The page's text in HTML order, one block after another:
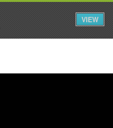
Assine Iniciar Sessão
VIEW